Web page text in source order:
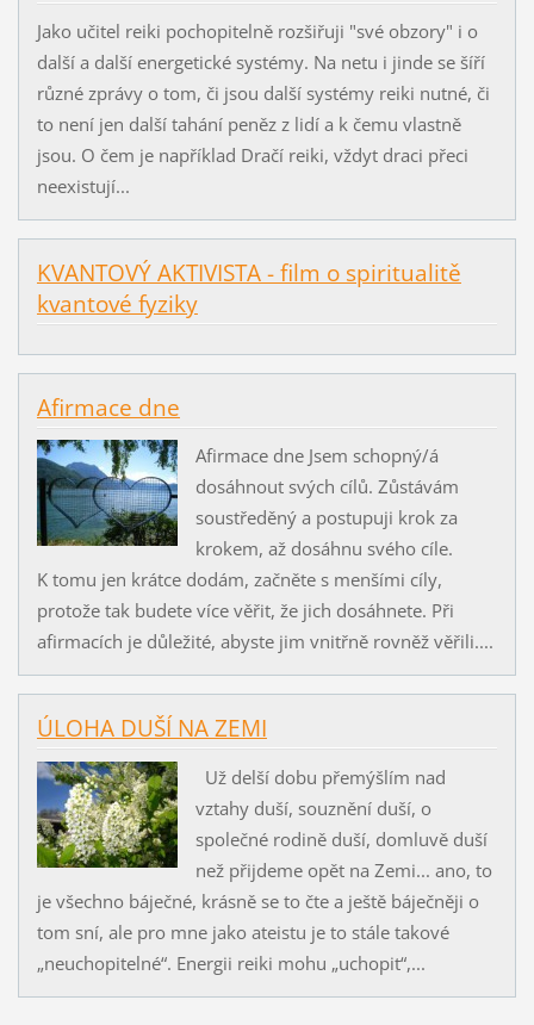
Jako učitel reiki pochopitelně rozšiřuji "své obzory" i o
další a další energetické systémy. Na netu i jinde se šíří
různé zprávy o tom, či jsou další systémy reiki nutné, či
to není jen další tahání peněz z lidí a k čemu vlastně
jsou. O čem je například Dračí reiki, vždyt draci přeci
neexistují...
KVANTOVÝ AKTIVISTA - film o spiritualitě
kvantové fyziky
Afirmace dne
Afirmace dne Jsem schopný/á
dosáhnout svých cílů. Zůstávám
soustředěný a postupuji krok za
krokem, až dosáhnu svého cíle.
K tomu jen krátce dodám, začněte s menšími cíly,
protože tak budete více věřit, že jich dosáhnete. Při
afirmacích je důležité, abyste jim vnitřně rovněž věřili....
ÚLOHA DUŠÍ NA ZEMI
Už delší dobu přemýšlím nad
vztahy duší, souznění duší, o
společné rodině duší, domluvě duší
než přijdeme opět na Zemi... ano, to
je všechno báječné, krásně se to čte a ještě báječněji o
tom sní, ale pro mne jako ateistu je to stále takové
„neuchopitelné“. Energii reiki mohu „uchopit“,...